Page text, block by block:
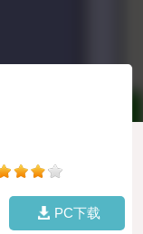
PC下载